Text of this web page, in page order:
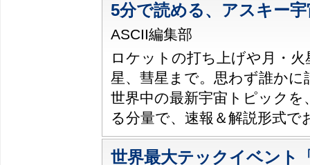
5分で読める、アスキー
ASCII編集部
ロケットの打ち上げや月・火
星、彗星まで。思わず誰かに
世界中の最新宇宙トピックを
る分量で、速報＆解説形式で
世界最大テックイベント